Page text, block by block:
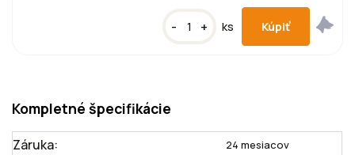
- + ks
Kompletné špecifikácie
Záruka: 24 mesiacov